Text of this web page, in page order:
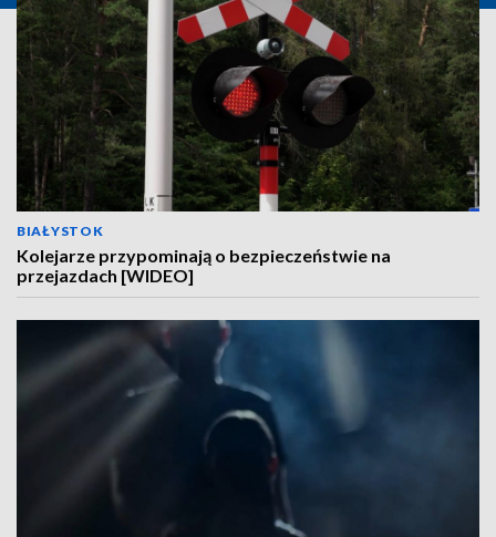
BIAŁYSTOK
Kolejarze przypominają o bezpieczeństwie na
przejazdach [WIDEO]